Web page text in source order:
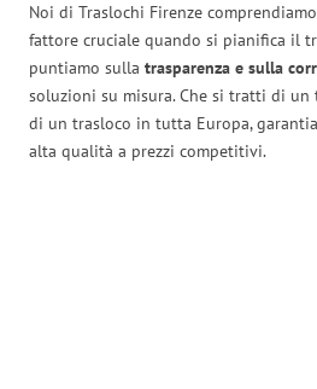
Noi di Traslochi Firenze
fattore cruciale quando si pianifica il
puntiamo sulla trasparenza e sulla
soluzioni su misura. Che si tratti di un
di un trasloco in tutta Europa,
alta qualità a prezzi competitivi.